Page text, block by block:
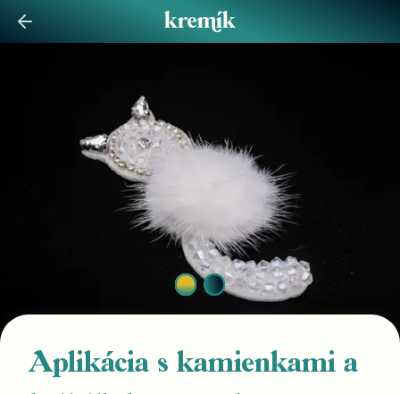
Aplikácia s kamienkami a